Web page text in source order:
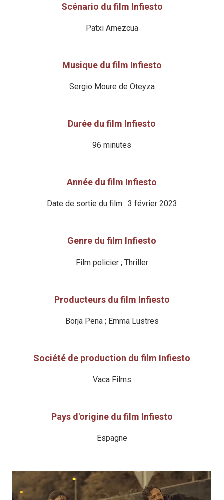
Scénario du film Infiesto
Patxi Amezcua
Musique du film Infiesto
Sergio Moure de Oteyza
Durée du film Infiesto
96 minutes
Année du film Infiesto
Date de sortie du film : 3 février 2023
Genre du film Infiesto
Film policier ; Thriller
Producteurs du film Infiesto
Borja Pena ; Emma Lustres
Société de production du film Infiesto
Vaca Films
Pays d'origine du film Infiesto
Espagne